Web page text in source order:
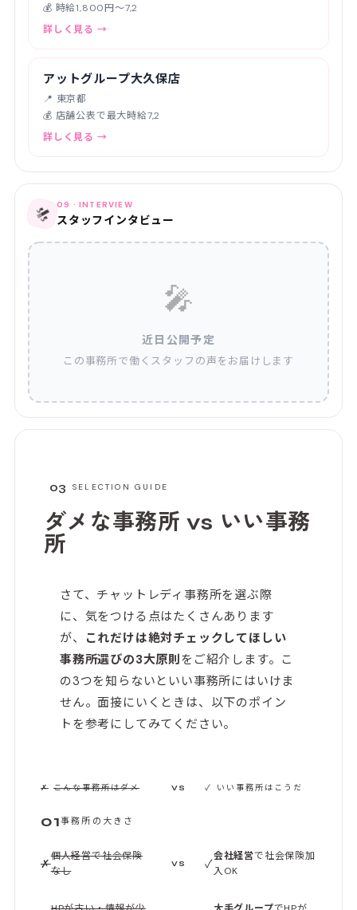
💰 時給1,800円〜7,2
詳しく見る →
アットグループ大久保店
📍 東京都
💰 店舗公表で最大時給7,2
詳しく見る →
🎤 09 · INTERVIEW
スタッフインタビュー
🎤
近日公開予定
この事務所で働くスタッフの声をお届けします
03 SELECTION GUIDE
ダメな事務所 vs いい事務
所
さて、チャットレディ事務所を選ぶ際
に、気をつける点はたくさんあります
が、
これだけは絶対チェックしてほしい
事務所選びの3大原則をご紹介します。こ
の3つを知らないといい事務所にはいけま
せん。面接にいくときは、以下のポイン
トを参考にしてみてください。
✗ こんな事務所はダメ VS ✓ いい事務所はこうだ
01事務所の大きさ
✗
個人経営で社会保険
なし
VS ✓
会社経営で社会保険加
入OK